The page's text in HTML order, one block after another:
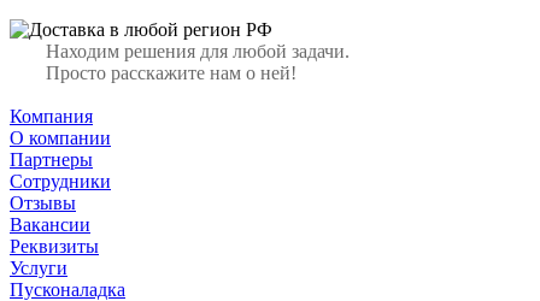
Находим решения для любой задачи.
Просто расскажите нам о ней!
Компания
О компании
Партнеры
Сотрудники
Отзывы
Вакансии
Реквизиты
Услуги
Пусконаладка